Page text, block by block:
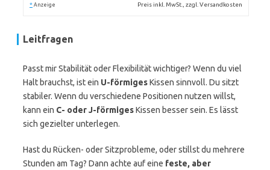
* Anzeige Preis inkl. MwSt., zzgl. Versandkosten
Leitfragen
Passt mir Stabilität oder Flexibilität wichtiger? Wenn du viel
Halt brauchst, ist ein U-förmigesKissen sinnvoll. Du sitzt
stabiler. Wenn du verschiedene Positionen nutzen willst,
kann ein C- oder J-förmigesKissen besser sein. Es lässt
sich gezielter unterlegen.
Hast du Rücken- oder Sitzprobleme, oder stillst du mehrere
Stunden am Tag? Dann achte auf eine feste, aber